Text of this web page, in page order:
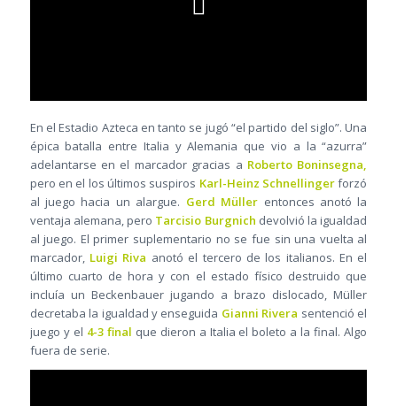
En el Estadio Azteca en tanto se jugó “el partido del siglo”. Una
épica batalla entre Italia y Alemania que vio a la “azurra”
adelantarse en el marcador gracias a Roberto Boninsegna,
pero en el los últimos suspiros Karl-Heinz Schnellingerforzó
al juego hacia un alargue. Gerd Müller entonces anotó la
ventaja alemana, pero Tarcisio Burgnich devolvió la igualdad
al juego. El primer suplementario no se fue sin una vuelta al
marcador, Luigi Riva anotó el tercero de los italianos. En el
último cuarto de hora y con el estado físico destruido que
incluía un Beckenbauer jugando a brazo dislocado, Müller
decretaba la igualdad y enseguida Gianni Rivera sentenció el
juego y el 4-3 final que dieron a Italia el boleto a la final. Algo
fuera de serie.